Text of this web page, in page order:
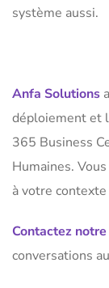
système aussi.
Anfa Solutions
déploiement et
365 Business
Humaines.
à votre contexte
Contactez
conversations